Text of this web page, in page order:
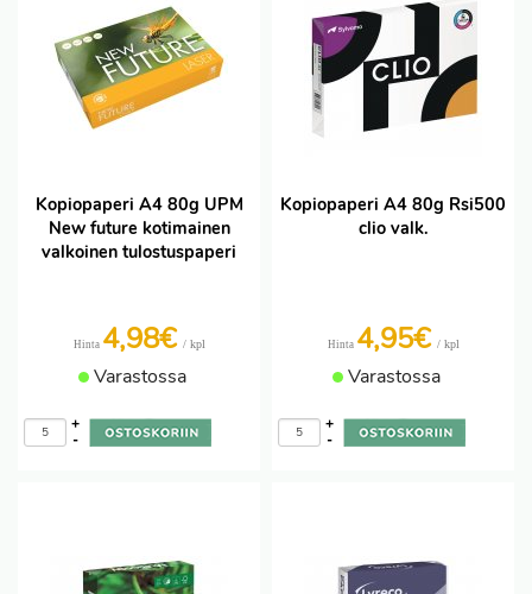
Kopiopaperi A4 80g UPM
New future kotimainen
valkoinen tulostuspaperi
Hinta 4,98€ / kpl
Varastossa
-
+
Kopiopaperi A4 80g Rsi500
clio valk.
Hinta 4,95€ / kpl
Varastossa
-
+